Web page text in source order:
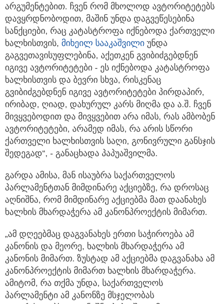
არგუმენტებით. ჩვენ რომ მხოლოდ ავტორიტეტებს
დავყრდნობოდით, მაშინ უნდა დაგვეწესებინა
სანქციები, რაც კატასტროფა იქნებოდა ქართველი
ხალხისთვის, მიხეილ სააკაშვილი უნდა
გაგვეთავისუფლებინა, აქეთკენ გვიბიძგებდნენ
იგივე ავტორიტეტები - ეს იქნებოდა კატასტროფა
ხალხისთვის და ბევრი სხვა, რისკენაც
გვიბიძგებდნენ იგივე ავტორიტეტები პირდაპირ,
ირიბად, ღიად, დახურულ კარს მიღმა და ა.შ. ჩვენ
მივყვებოდით და მივყვებით არა იმას, რას ამბობენ
ავტორიტეტები, არამედ იმას, რა არის სწორი
ქართველი ხალხისთვის საღი, გონივრული განსჯის
შედეგად“, - განაცხადა პაპუაშვილმა.
გარდა ამისა, მან ისაუბრა საქართველოს
პარლამენტთან მიმდინარე აქციებზე, რა დროსაც
აღნიშნა, რომ მიმდინარე აქციებმა მათ დაანახეს
ხალხის მხარდაჭერა ამ კანონპროექტის მიმართ.
„ამ დღეებმაც დაგვანახეს ერთი საჭიროება ამ
კანონის და მეორე, ხალხის მხარდაჭერა ამ
კანონის მიმართ. ზუსტად ამ აქციებმა დაგვანახა ამ
კანონპროექტის მიმართ ხალხის მხარდაჭერა.
ამიტომ, რა თქმა უნდა, საქართველოს
პარლამენტი ამ კანონზე მსჯელობას